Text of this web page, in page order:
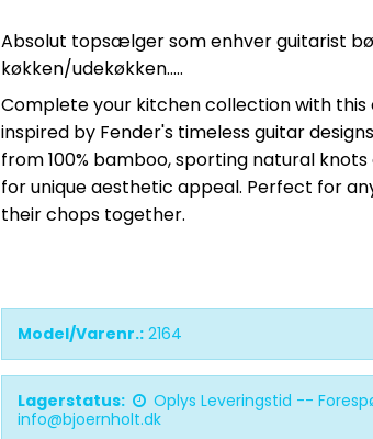
Absolut topsælger som enhver guitarist
køkken/udekøkken.....
Complete your kitchen collection with
inspired by Fender's timeless guitar
from 100% bamboo, sporting natural
for unique aesthetic appeal. Perfect for
their chops together.
Model/Varenr.: 2164
Lagerstatus:
Oplys Leveringstid --
info@bjoernholt.dk